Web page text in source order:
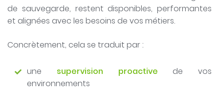
de sauvegarde, restent disponibles, performantes
et alignées avec les besoins de vos métiers.
Concrètement, cela se traduit par :
une supervision proactive de vos
environnements